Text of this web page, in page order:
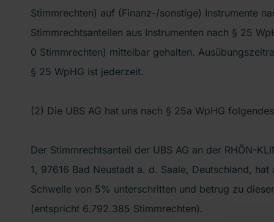
Stimmrechten) auf (Finanz-/sonstige) Instrumente
Stimmrechtsanteilen aus Instrumenten nach § 25
0 Stimmrechten) mittelbar gehalten.
§ 25 WpHG ist jederzeit.
(2) Die UBS AG hat uns nach § 25a WpHG
Der Stimmrechtsanteil der UBS AG an der RHÖN-
1, 97616 Bad Neustadt a. d. Saale, Deutschland,
Schwelle von 5% unterschritten und betrug zu
(entspricht 6.792.385 Stimmrechten).